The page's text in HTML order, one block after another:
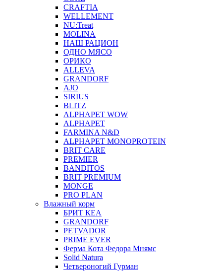
CRAFTIA
WELLEMENT
NU:Treat
MOLINA
НАШ РАЦИОН
ОДНО МЯСО
ОРИКО
ALLEVA
GRANDORF
AJO
SIRIUS
BLITZ
ALPHAPET WOW
ALPHAPET
FARMINA N&D
ALPHAPET MONOPROTEIN
BRIT CARE
PREMIER
BANDITOS
BRIT PREMIUM
MONGE
PRO PLAN
Влажный корм
БРИТ КЕА
GRANDORF
PETVADOR
PRIME EVER
Ферма Кота Федора Мнямс
Solid Natura
Четвероногий Гурман